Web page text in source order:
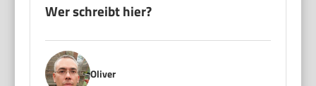
Wer schreibt hier?
Oliver